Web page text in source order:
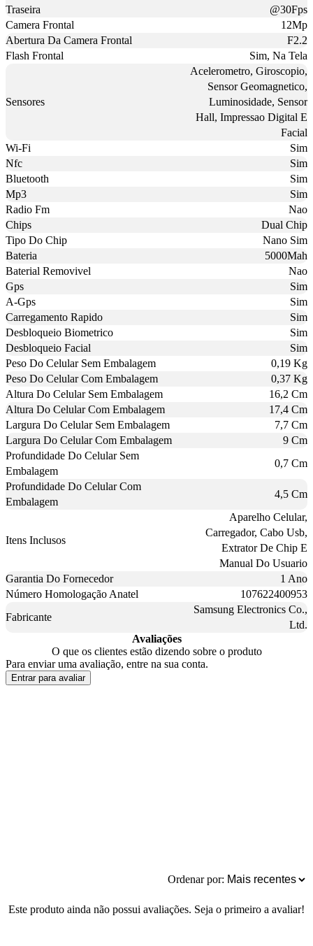
Traseira
@30Fps
Camera Frontal
12Mp
Abertura Da Camera Frontal
F2.2
Flash Frontal
Sim, Na Tela
Sensores
Acelerometro, Giroscopio,
Sensor Geomagnetico,
Luminosidade, Sensor
Hall, Impressao Digital E
Facial
Wi-Fi
Sim
Nfc
Sim
Bluetooth
Sim
Mp3
Sim
Radio Fm
Nao
Chips
Dual Chip
Tipo Do Chip
Nano Sim
Bateria
5000Mah
Baterial Removivel
Nao
Gps
Sim
A-Gps
Sim
Carregamento Rapido
Sim
Desbloqueio Biometrico
Sim
Desbloqueio Facial
Sim
Peso Do Celular Sem Embalagem
0,19 Kg
Peso Do Celular Com Embalagem
0,37 Kg
Altura Do Celular Sem Embalagem
16,2 Cm
Altura Do Celular Com Embalagem
17,4 Cm
Largura Do Celular Sem Embalagem
7,7 Cm
Largura Do Celular Com Embalagem
9 Cm
Profundidade Do Celular Sem
Embalagem
0,7 Cm
Profundidade Do Celular Com
Embalagem
4,5 Cm
Itens Inclusos
Aparelho Celular,
Carregador, Cabo Usb,
Extrator De Chip E
Manual Do Usuario
Garantia Do Fornecedor
1 Ano
Número Homologação Anatel
107622400953
Fabricante
Samsung Electronics Co.,
Ltd.
Avaliações
O que os clientes estão dizendo sobre o produto
Para enviar uma avaliação, entre na sua conta.
Entrar para avaliar
Ordenar por:
Este produto ainda não possui avaliações. Seja o primeiro a avaliar!